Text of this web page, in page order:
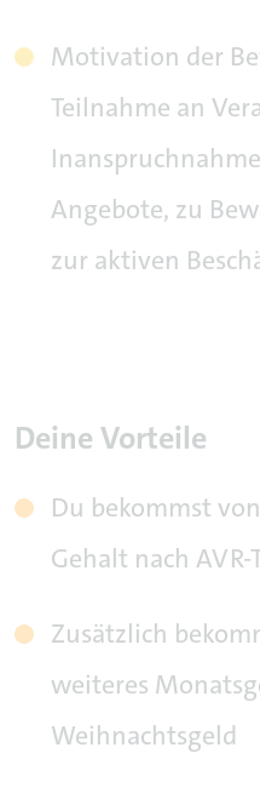
Motivation der
Teilnahme an
Angebote, zu
zur aktiven
Deine Vorteile
Du bekommst
Gehalt nach AVR-
Zusätzlich
weiteres
Weihnachtsgeld